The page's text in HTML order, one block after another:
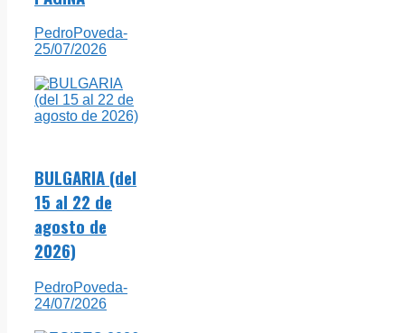
PedroPoveda-
25/07/2026
BULGARIA (del
15 al 22 de
agosto de
2026)
PedroPoveda-
24/07/2026